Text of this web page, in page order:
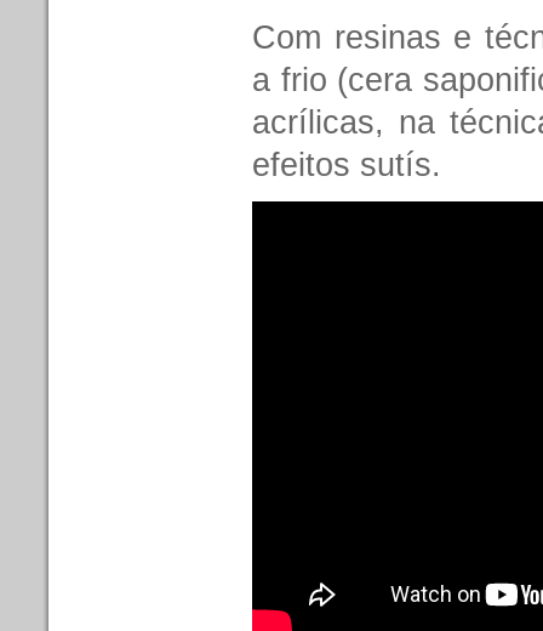
Com resinas e
a frio (cera
acrílicas, na
efeitos sutís.